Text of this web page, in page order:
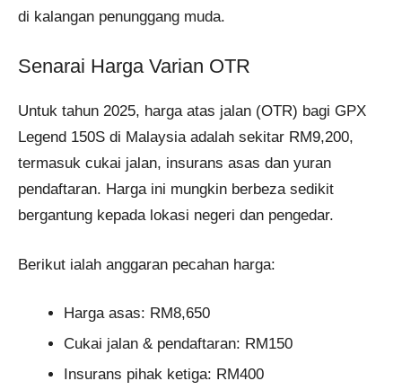
di kalangan penunggang muda.
Senarai Harga Varian OTR
Untuk tahun 2025, harga atas jalan (OTR) bagi GPX
Legend 150S di Malaysia adalah sekitar RM9,200,
termasuk cukai jalan, insurans asas dan yuran
pendaftaran. Harga ini mungkin berbeza sedikit
bergantung kepada lokasi negeri dan pengedar.
Berikut ialah anggaran pecahan harga:
Harga asas: RM8,650
Cukai jalan & pendaftaran: RM150
Insurans pihak ketiga: RM400